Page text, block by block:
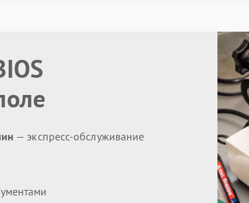
— экспресс-обслуживание